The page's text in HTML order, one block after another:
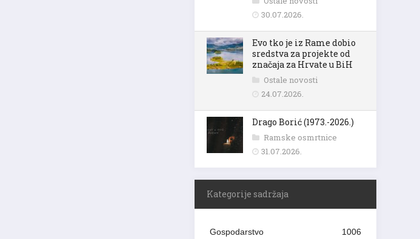
30.07.2026.
Evo tko je iz Rame dobio
sredstva za projekte od
značaja za Hrvate u BiH
Ostale novosti
24.07.2026.
Drago Borić (1973.-2026.)
Ramske osmrtnice
31.07.2026.
Kategorije sadržaja
Gospodarstvo 1006